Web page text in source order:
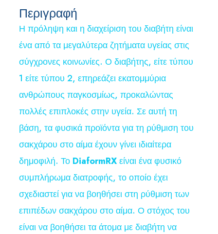
Περιγραφή
Η πρόληψη και η διαχείριση του διαβήτη είναι
ένα από τα μεγαλύτερα ζητήματα υγείας στις
σύγχρονες κοινωνίες. Ο διαβήτης, είτε τύπου
1 είτε τύπου 2, επηρεάζει εκατομμύρια
ανθρώπους παγκοσμίως, προκαλώντας
πολλές επιπλοκές στην υγεία. Σε αυτή τη
βάση, τα φυσικά προϊόντα για τη ρύθμιση του
σακχάρου στο αίμα έχουν γίνει ιδιαίτερα
δημοφιλή. Το DiaformRXείναι ένα φυσικό
συμπλήρωμα διατροφής, το οποίο έχει
σχεδιαστεί για να βοηθήσει στη ρύθμιση των
επιπέδων σακχάρου στο αίμα. Ο στόχος του
είναι να βοηθήσει τα άτομα με διαβήτη να